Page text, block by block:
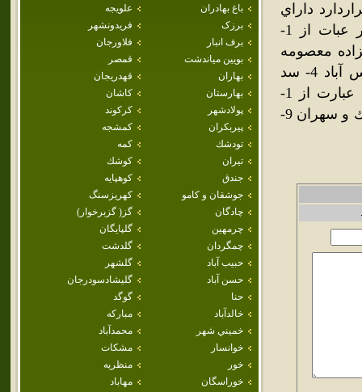
باغ بهادران
علويجه
برزک
فريدونشهر
برف انبار
فلاورجان
بويين مياندشت
قمصر
بهاران
قهدريجان
بهارستان
كاشان
پولادشهر
كركوند
پيربكران
كمشجه
تودشك
كمه
تيران
كوشك
جندق
كوهپايه
جوشقان و كامو
كهريزسنگ
چادگان
گز( گزبرخوار)
چرمهين
گلپايگان
چمگردان
گلدشت
حبيب آباد
گلشهر
حسن آباد
گليشادسودرجان
حنا
گوگد
خالدآباد
مباركه
خميني شهر
محمدآباد
خوانسار
مشكات
خور
منظريه
خوراسگان
مهاباد
شهرستان قراردارد داراي
آب و هواي معتدل كوهستاني مي باشد از جاهاي ديدني اين شهر عبات از 1-
كيلومتري جاده ونك به سميرم 2- امامزاده معصومه
خاتون در 2 كيلومتري غرب شهر 3- چشمه ناز ونك و منطقه شمس آباد 4- سد
كمانه 5- مناطق ديدني ديگر كه شامل مناطق كشاورزي مي باشد عبارت از 1-
عقدك 2- سرتنگ 4- چمه 5- نخودان 6- حنا علي شاه 7- جسور 8- مندك و سهران 9-